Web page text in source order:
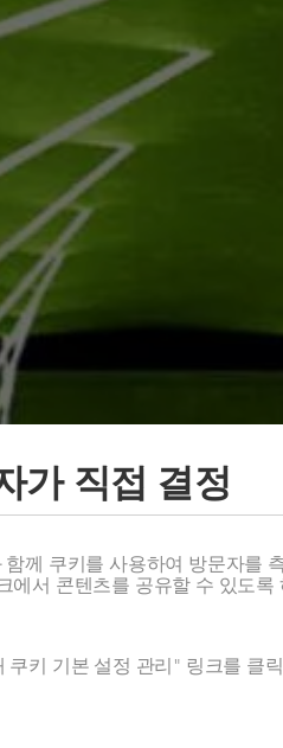
를 즐
가 직접 결정
께 쿠키를 사용하여 방문자를
서 콘텐츠를 공유할 수 있도
키 기본 설정 관리" 링크를 클